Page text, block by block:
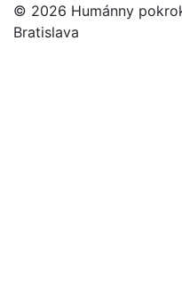
© 2026 Humánny
Bratislava